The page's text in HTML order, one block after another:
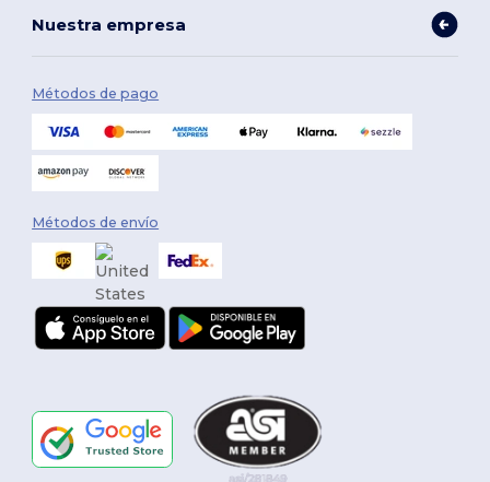
Nuestra empresa
Métodos de pago
Métodos de envío